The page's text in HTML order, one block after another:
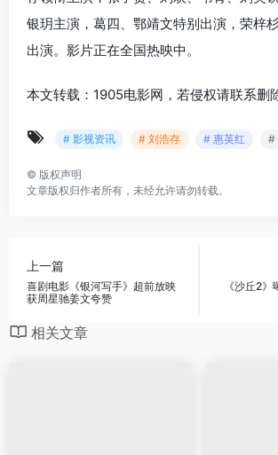
银玥主演，葛四、鄂靖文特别出演，荣梓
出演。影片正在全国热映中。
本文转载：1905电影网，若侵权请联系删
# 影视资讯 # 刘浩存 # 惠英红 #
© 版权声明
文章版权归作者所有，未经允许请勿转载。
上一篇
喜剧电影《银河写手》超前放映
获周星驰姜文夸赞
《沙丘2
相关文章